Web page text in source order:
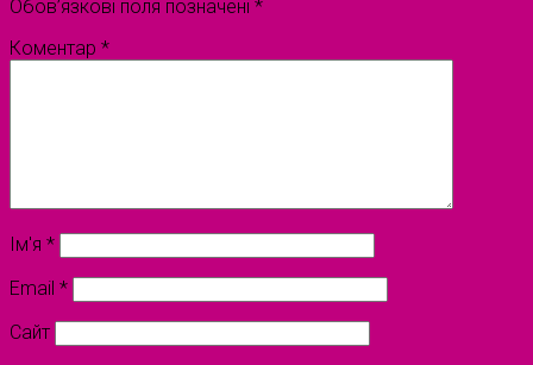
Обов’язкові поля позначені *
Коментар *
Ім'я *
Email *
Сайт